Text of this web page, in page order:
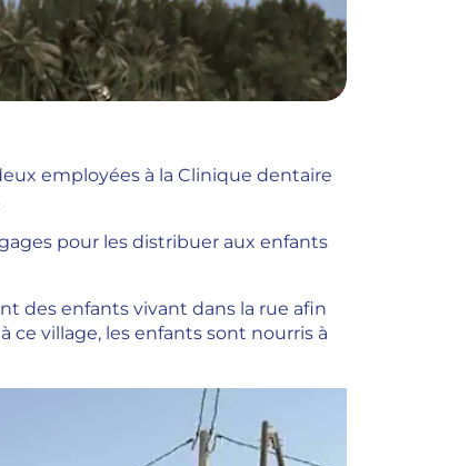
employées à la Clinique dentaire
pour les distribuer aux enfants
des enfants vivant dans la rue afin
ce village, les enfants sont nourris à